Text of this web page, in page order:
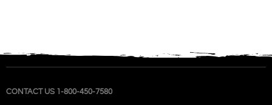
CONTACT US 1-800-450-7580